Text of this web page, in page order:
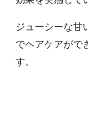
ジューシーな甘
でヘアケアがで
す。